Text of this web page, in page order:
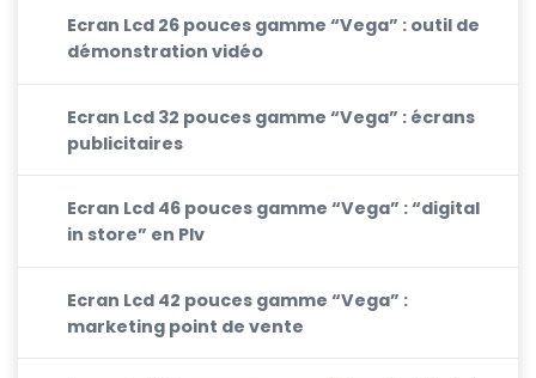
Ecran Lcd 26 pouces gamme “Vega” : outil de
démonstration vidéo
Ecran Lcd 32 pouces gamme “Vega” : écrans
publicitaires
Ecran Lcd 46 pouces gamme “Vega” : “digital
in store” en Plv
Ecran Lcd 42 pouces gamme “Vega” :
marketing point de vente